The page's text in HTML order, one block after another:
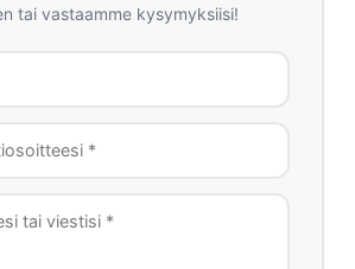
tai vastaamme kysymyksiisi!